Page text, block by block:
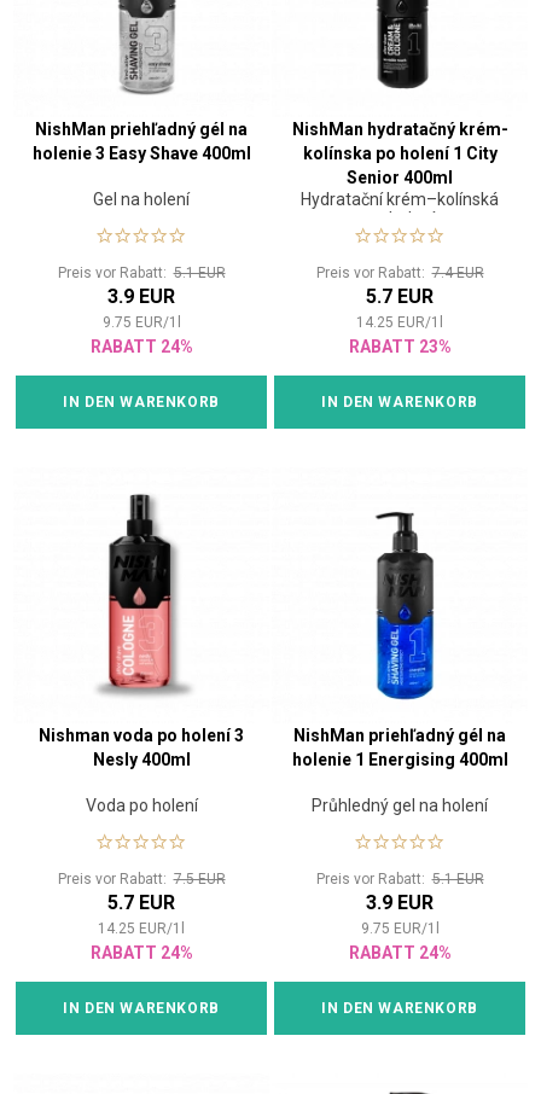
NishMan priehľadný gél na
holenie 3 Easy Shave 400ml
Gel na holení
Preis vor Rabatt:5.1 EUR
3.9 EUR
9.75 EUR/1
RABATT 24%
IN DEN WARENKORB
NishMan hydratačný krém-
kolínska po holení 1 City
Senior 400ml
Hydratační krém–kolínská
po holení
Preis vor Rabatt:7.4 EUR
5.7 EUR
14.25 EUR/1
RABATT 23%
IN DEN WARENKORB
Nishman voda po holení 3
Nesly 400ml
Voda po holení
Preis vor Rabatt:7.5 EUR
5.7 EUR
14.25 EUR/1
RABATT 24%
IN DEN WARENKORB
NishMan priehľadný gél na
holenie 1 Energising 400ml
Průhledný gel na holení
Preis vor Rabatt:5.1 EUR
3.9 EUR
9.75 EUR/1
RABATT 24%
IN DEN WARENKORB